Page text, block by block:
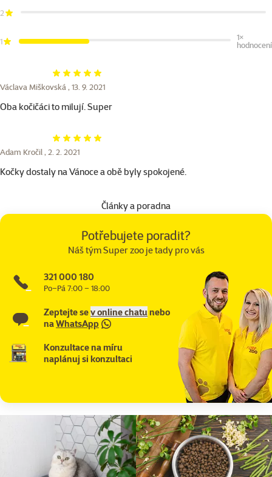
2
1
1×
hodnocení
Hodnocení 100%
Václava Miškovská , 13. 9. 2021
Oba kočičáci to milují. Super
Hodnocení 100%
Adam Kročil , 2. 2. 2021
Kočky dostaly na Vánoce a obě byly spokojené.
Články a poradna
Potřebujete poradit?
Náš tým Super zoo je tady pro vás
321 000 180
Po–Pá 7:00 – 18:00
Zeptejte sev online chatunebo
naWhatsApp
Konzultace na míru
naplánuj si konzultaci